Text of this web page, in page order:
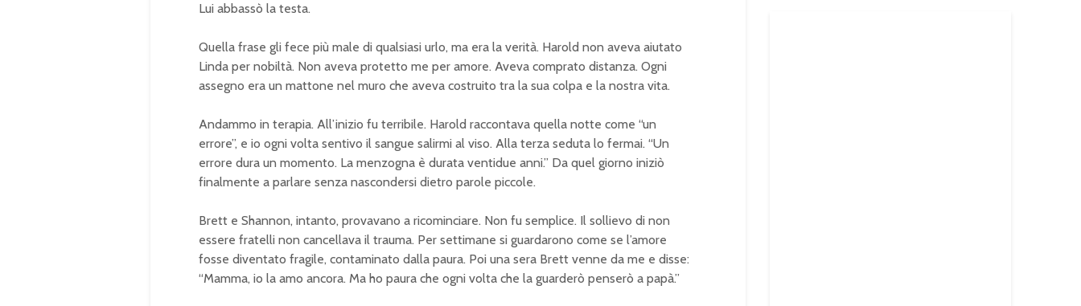
Lui abbassò la testa.
Quella frase gli fece più male di qualsiasi urlo, ma era la verità. Harold non aveva aiutato
Linda per nobiltà. Non aveva protetto me per amore. Aveva comprato distanza. Ogni
assegno era un mattone nel muro che aveva costruito tra la sua colpa e la nostra vita.
Andammo in terapia. All’inizio fu terribile. Harold raccontava quella notte come “un
errore”, e io ogni volta sentivo il sangue salirmi al viso. Alla terza seduta lo fermai. “Un
errore dura un momento. La menzogna è durata ventidue anni.” Da quel giorno iniziò
finalmente a parlare senza nascondersi dietro parole piccole.
Brett e Shannon, intanto, provavano a ricominciare. Non fu semplice. Il sollievo di non
essere fratelli non cancellava il trauma. Per settimane si guardarono come se l’amore
fosse diventato fragile, contaminato dalla paura. Poi una sera Brett venne da me e disse:
“Mamma, io la amo ancora. Ma ho paura che ogni volta che la guarderò penserò a papà.”